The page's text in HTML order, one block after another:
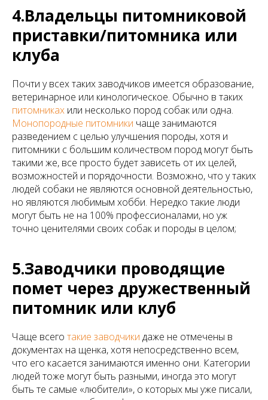
4.Владельцы питомниковой
приставки/питомника или
клуба
Почти у всех таких заводчиков имеется образование,
ветеринарное или кинологическое. Обычно в таких
питомниках или несколько пород собак или одна.
Монопородные питомники чаще занимаются
разведением с целью улучшения породы, хотя и
питомники с большим количеством пород могут быть
такими же, все просто будет зависеть от их целей,
возможностей и порядочности. Возможно, что у таких
людей собаки не являются основной деятельностью,
но являются любимым хобби. Нередко такие люди
могут быть не на 100% профессионалами, но уж
точно ценителями своих собак и породы в целом;
5.Заводчики проводящие
помет через дружественный
питомник или клуб
Чаще всего такие заводчики даже не отмечены в
документах на щенка, хотя непосредственно всем,
что его касается занимаются именно они. Категории
людей тоже могут быть разными, иногда это могут
быть те самые «любители», о которых мы уже писали,